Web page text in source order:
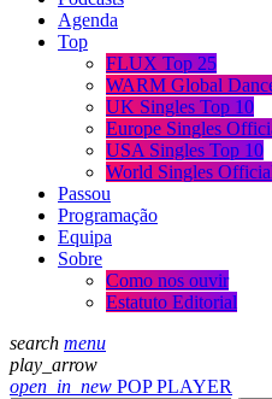
Agenda
Top
FLUX Top 25
WARM Global
UK Singles Top 10
Europe Singles
USA Singles Top 10
World Singles
Passou
Programação
Equipa
Sobre
Como nos ouvir
Estatuto Editorial
search menu
play_arrow
open_in_new POP PLAYER